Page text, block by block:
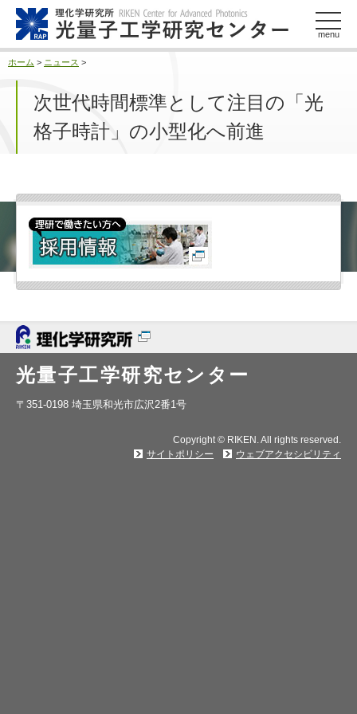
menu
ホーム > ニュース >
次世代時間標準として注目の「光
格子時計」の小型化へ前進
光量子工学研究センター
〒351-0198 埼玉県和光市広沢2番1号
Copyright © RIKEN. All rights reserved.
サイトポリシー
ウェブアクセシビリティ